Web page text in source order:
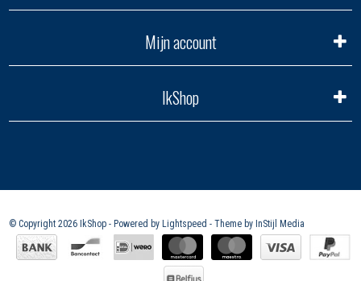
Mijn account
IkShop
© Copyright 2026 IkShop - Powered by Lightspeed - Theme by InStijl Media